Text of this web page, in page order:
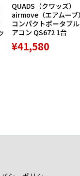
QUADS（クワッズ）
airmove（エアムーブ）
コンパクトポータブ
アコン QS672 1台
¥41,580